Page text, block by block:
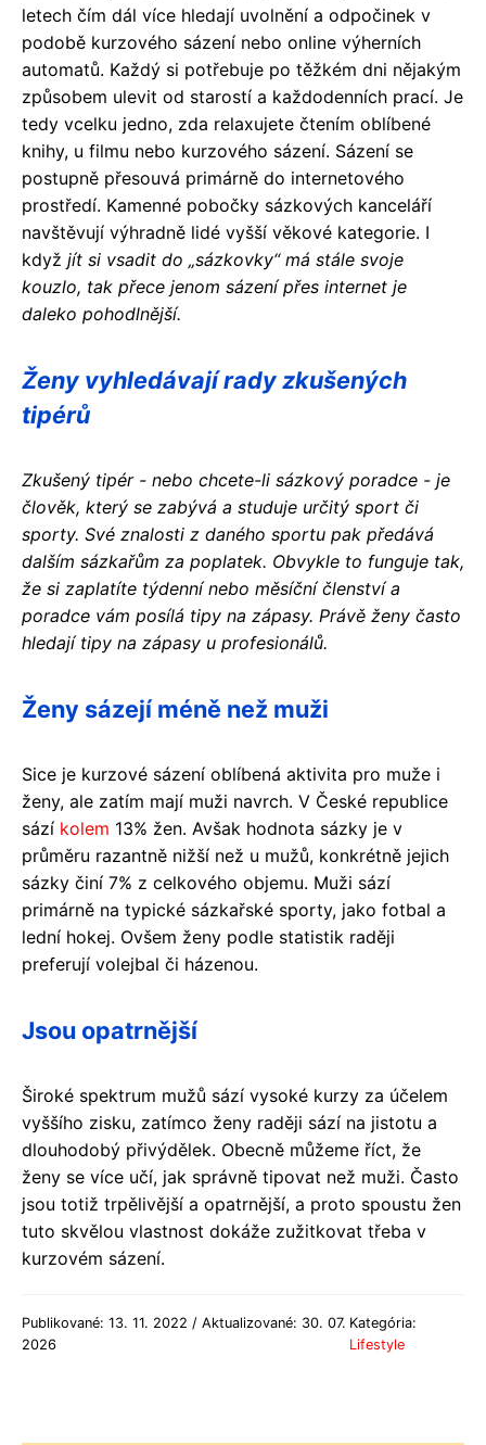
letech čím dál více hledají uvolnění a odpočinek v
podobě kurzového sázení nebo online výherních
automatů. Každý si potřebuje po těžkém dni nějakým
způsobem ulevit od starostí a každodenních prací. Je
tedy vcelku jedno, zda relaxujete čtením oblíbené
knihy, u filmu nebo kurzového sázení. Sázení se
postupně přesouvá primárně do internetového
prostředí. Kamenné pobočky sázkových kanceláří
navštěvují výhradně lidé vyšší věkové kategorie. I
když jít si vsadit do „sázkovky“ má stále svoje
kouzlo, tak přece jenom sázení přes internet je
daleko pohodlnější.
Ženy vyhledávají rady zkušených
tipérů
Zkušený tipér - nebo chcete-li sázkový poradce - je
člověk, který se zabývá a studuje určitý sport či
sporty. Své znalosti z daného sportu pak předává
dalším sázkařům za poplatek. Obvykle to funguje tak,
že si zaplatíte týdenní nebo měsíční členství a
poradce vám posílá tipy na zápasy. Právě ženy často
hledají tipy na zápasy u profesionálů.
Ženy sázejí méně než muži
Sice je kurzové sázení oblíbená aktivita pro muže i
ženy, ale zatím mají muži navrch. V České republice
sází kolem 13% žen. Avšak hodnota sázky je v
průměru razantně nižší než u mužů, konkrétně jejich
sázky činí 7% z celkového objemu. Muži sází
primárně na typické sázkařské sporty, jako fotbal a
lední hokej. Ovšem ženy podle statistik raději
preferují volejbal či házenou.
Jsou opatrnější
Široké spektrum mužů sází vysoké kurzy za účelem
vyššího zisku, zatímco ženy raději sází na jistotu a
dlouhodobý přivýdělek. Obecně můžeme říct, že
ženy se více učí, jak správně tipovat než muži. Často
jsou totiž trpělivější a opatrnější, a proto spoustu žen
tuto skvělou vlastnost dokáže zužitkovat třeba v
kurzovém sázení.
Publikované: 13. 11. 2022 / Aktualizované: 30. 07.
2026
Kategória:
Lifestyle